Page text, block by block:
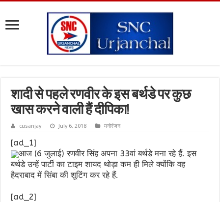
शादी से पहले रणवीर के इस बर्थडे पर कुछ
खास करने वाली हैं दीपिका!
cusanjay July 6, 2018 मनोरंजन
[ad_1]
आज (6 जुलाई) रणवीर सिंह अपना 33वां बर्थडे मना रहे हैं. इस
बर्थडे उन्हें पार्टी का टाइम शायद थोड़ा कम ही मिले क्योंकि वह
हैदराबाद में सिंबा की शूटिंग कर रहे हैं.
[ad_2]